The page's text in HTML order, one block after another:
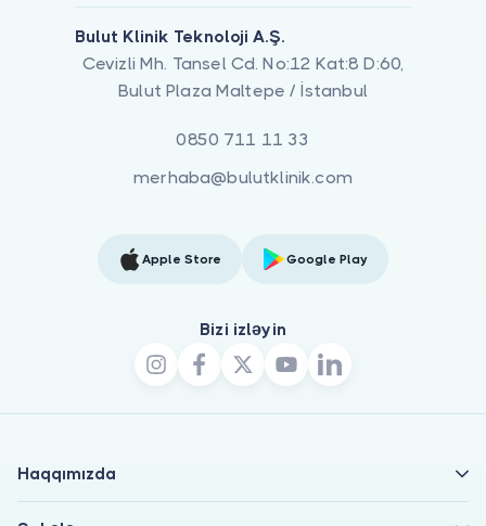
Bulut Klinik Teknoloji A.Ş.
Cevizli Mh. Tansel Cd. No:12 Kat:8 D:60,
Bulut Plaza Maltepe / İstanbul
0850 711 11 33
merhaba@bulutklinik.com
Apple Store Google Play
Bizi izləyin
Haqqımızda